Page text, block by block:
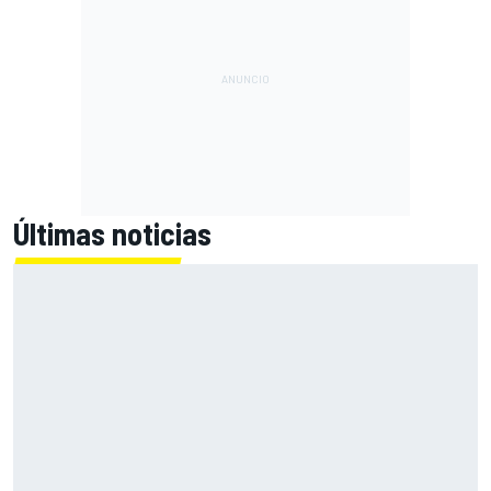
Últimas noticias